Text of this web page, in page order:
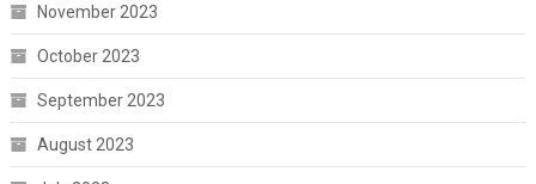
November 2023
October 2023
September 2023
August 2023